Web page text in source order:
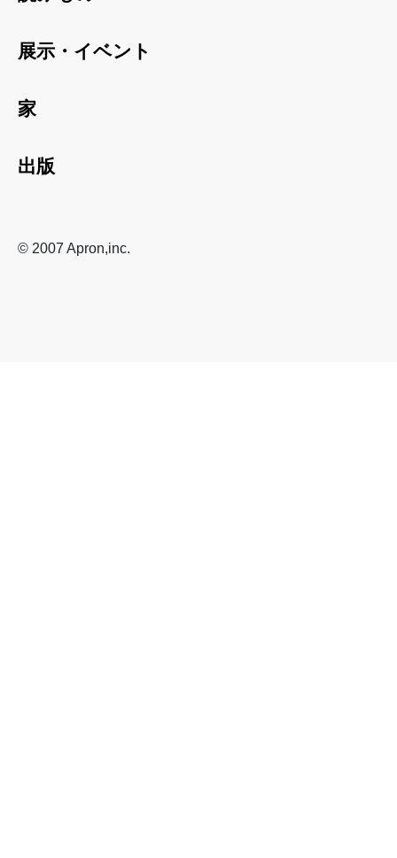
展示・イベント
家
出版
© 2007 Apron,inc.